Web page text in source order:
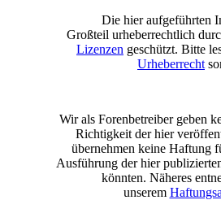
Die hier aufgeführten
Großteil urheberrechtlich
Lizenzen geschützt. Bitte
Urheberrecht
Wir als Forenbetreiber geben
Richtigkeit der hier
übernehmen keine Haftung
Ausführung der hier
könnten. Näheres
unserem